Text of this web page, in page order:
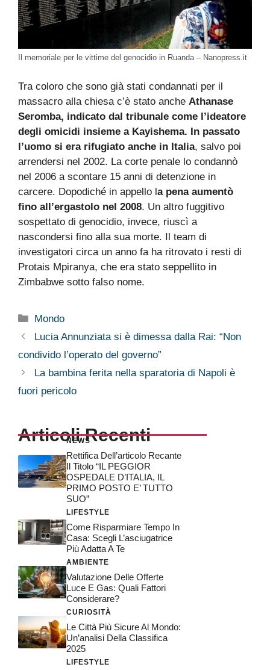
Il memoriale per le vittime del genocidio in Ruanda – Nanopress.it
Tra coloro che sono già stati condannati per il
massacro alla chiesa c’è stato anche Athanase
Seromba, indicato dal tribunale come l’ideatore
degli omicidi insieme a Kayishema. In passato
l’uomo si era rifugiato anche in Italia, salvo poi
arrendersi nel 2002. La corte penale lo condannò
nel 2006 a scontare 15 anni di detenzione in
carcere. Dopodiché in appello la pena aumentò
fino all’ergastolo nel 2008. Un altro fuggitivo
sospettato di genocidio, invece, riuscì a
nascondersi fino alla sua morte. Il team di
investigatori circa un anno fa ha ritrovato i resti di
Protais Mpiranya, che era stato seppellito in
Zimbabwe sotto falso nome.
Categorie
Mondo
Lucia Annunziata si è dimessa dalla Rai: “Non
condivido l’operato del governo”
La bambina ferita nella sparatoria di Napoli è
fuori pericolo
Articoli Recenti
NEWS
Rettifica Dell’articolo Recante
Il Titolo “IL PEGGIOR
OSPEDALE D’ITALIA, IL
PRIMO POSTO E’ TUTTO
SUO”
LIFESTYLE
Come Risparmiare Tempo In
Casa: Scegli L’asciugatrice
Più Adatta A Te
AMBIENTE
Valutazione Delle Offerte
Luce E Gas: Quali Fattori
Considerare?
CURIOSITÀ
Le Città Più Sicure Al Mondo:
Un’analisi Della Classifica
2025
LIFESTYLE